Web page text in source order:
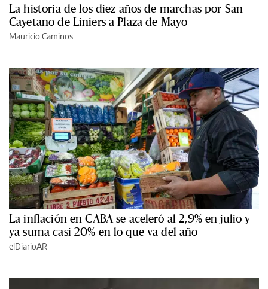
La historia de los diez años de marchas por San
Cayetano de Liniers a Plaza de Mayo
Mauricio Caminos
La inflación en CABA se aceleró al 2,9% en julio y
ya suma casi 20% en lo que va del año
elDiarioAR